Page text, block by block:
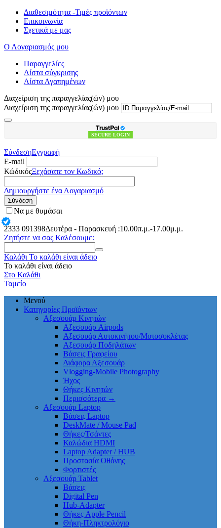
Διαθεσιμότητα -Τιμές προϊόντων
Επικοινωνία
Σχετικά με μας
Ο Λογαριασμός μου
Παραγγελίες
Λίστα σύγκρισης
Λίστα Αγαπημένων
Διαχείριση της παραγγελίας(ών) μου
Διαχείριση της παραγγελίας(ών) μου
SECURE LOGIN
ΣύνδεσηΕγγραφή
E-mail
ΚώδικόςΞεχάσατε τον Κωδικό;
Δημιουργήστε ένα Λογαριασμό
Σύνδεση
Να με θυμάσαι
2333 091398Δευτέρα - Παρασκευή :10.00π.μ.-17.00μ.μ.
Ζητήστε να σας Καλέσουμε:
Καλάθι Το καλάθι είναι άδειο
Το καλάθι είναι άδειο
Στο Καλάθι
Ταμείο
Μενού
Κατηγορίες Προϊόντων
Αξεσουάρ Κινητών
Αξεσουάρ Airpods
Αξεσουάρ Αυτοκινήτου/Μοτοσυκλέτας
Αξεσουάρ Ποδηλάτων
Βάσεις Γραφείου
Διάφορα Αξεσουάρ
Vlogging-Mobile Photography
Ήχος
Θήκες Κινητών
Περισσότερα →
Αξεσουάρ Laptop
Βάσεις Laptop
DeskMate / Mouse Pad
Θήκες/Τσάντες
Καλώδια HDMI
Laptop Adapter / HUB
Προστασία Οθόνης
Φορτιστές
Αξεσουάρ Tablet
Βάσεις
Digital Pen
Hub-Adapter
Θήκες Apple Pencil
Θήκη-Πληκτρολόγιο